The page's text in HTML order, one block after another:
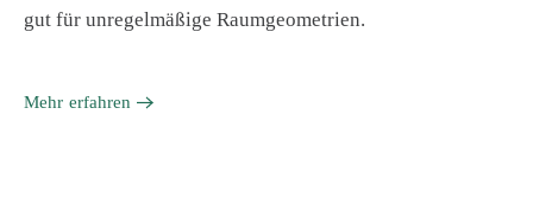
gut für unregelmäßige Raumgeometrien.
Mehr erfahren